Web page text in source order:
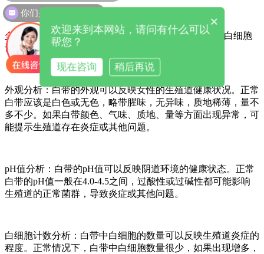
全自动白带检测仪器白带检查通常包括外观、pH值、白细胞
计数和病原体检测四个方面的分析。
外观分析：白带的外观可以反映女性的生殖道健康状况。正常
白带应该是白色或无色，略带腥味，无异味，质地稀薄，量不
多不少。如果白带颜色、气味、质地、量等方面出现异常，可
能提示生殖道存在炎症或其他问题。
pH值分析：白带的pH值可以反映阴道环境的健康状态。正常
白带的pH值一般在4.0-4.5之间，过酸性或过碱性都可能影响
生殖道的正常菌群，导致炎症或其他问题。
白细胞计数分析：白带中白细胞的数量可以反映生殖道炎症的
程度。正常情况下，白带中白细胞数量很少，如果出现增多，
你们是怎么收费的呢
×
欢迎来到本网站，请问有什么可以
帮您？
现在咨询 稍后再说